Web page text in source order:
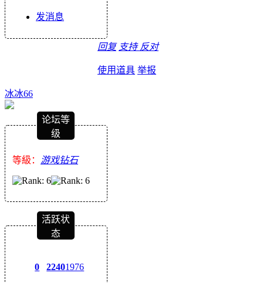
发消息
回复 支持 反对
使用道具 举报
冰冰66
论坛等
级
等級： 游戏钻石
活跃状
态
0 22401976